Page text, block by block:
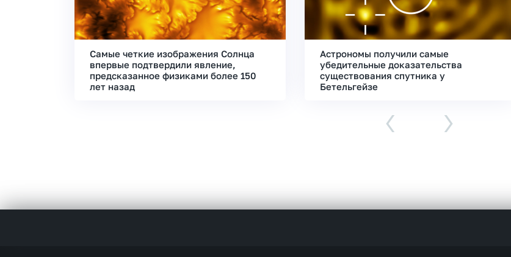
Самые четкие изображения Солнца
впервые подтвердили явление,
предсказанное физиками более 150
лет назад
Астрономы получили самые
убедительные доказательства
существования спутника у
Бетельгейзе
‹ ›